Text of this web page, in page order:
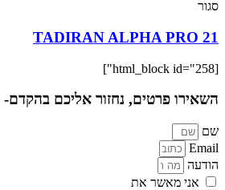
סגור
21 TADIRAN ALPHA PRO
[html_block id="258"]
השאירו פרטים, נחזור אליכם
שם
Email
הודעה
אני מאשר את